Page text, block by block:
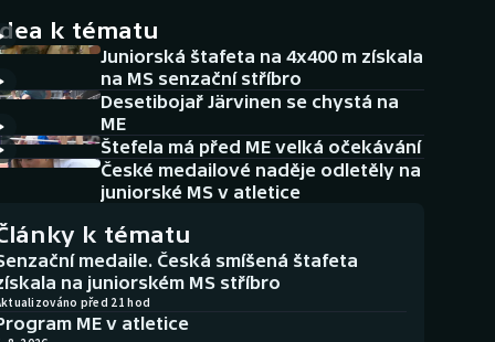
Historické návraty
Aplikace ČT sport
AZ kvíz
k tématu
Juniorská štafeta na 4x400 m získala
na MS senzační stříbro
Desetibojař Järvinen se chystá na
ME
Štefela má před ME velká očekávání
České medailové naděje odletěly na
juniorské MS v atletice
k tématu
medaile. Česká smíšená štafeta
na juniorském MS stříbro
před 21 hod
ME v atletice